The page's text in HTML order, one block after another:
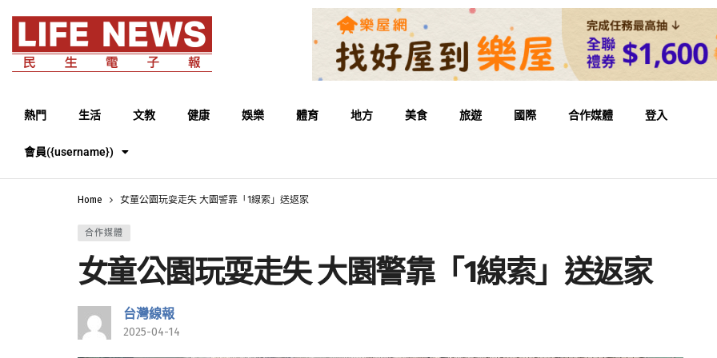
熱門 生活 文教 健康 娛樂 體育 地方 美食 旅遊 國際 合作媒體 登入
會員({username})
Home 女童公園玩耍走失 大園警靠「1線索」送返家
合作媒體
女童公園玩耍走失 大園警靠「1線索」送返家
台灣線報
2025-04-14